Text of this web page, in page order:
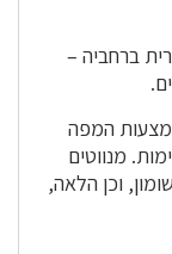
ברחביה –
המפה
מנווטים
וכן הלאה,